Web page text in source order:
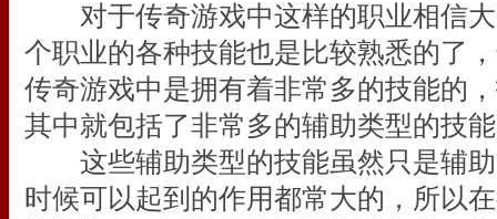
对于传奇游戏中这样的职业相信大
个职业的各种技能也是比较熟悉的了
传奇游戏中是拥有着非常多的技能的
其中就包括了非常多的辅助类型的技
这些辅助类型的技能虽然只是辅助
时候可以起到的作用都常大的，所以